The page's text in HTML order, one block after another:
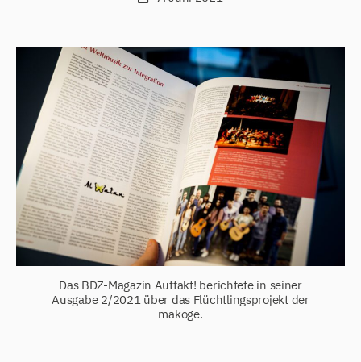
Das BDZ-Magazin Auftakt! berichtete in seiner
Ausgabe 2/2021 über das Flüchtlingsprojekt der
makoge.